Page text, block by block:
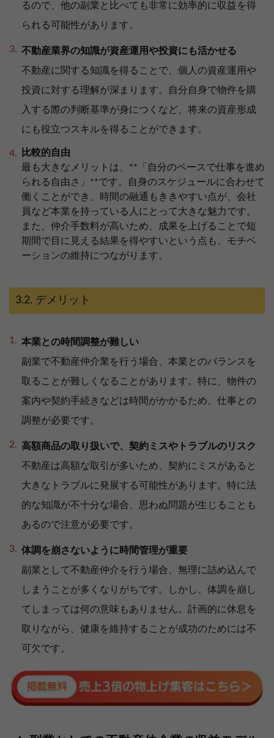
るので、他の副業と比べても非常に効率的に収益を得
られる可能性があります。
不動産業界の知識が資産運用や投資にも活かせる
不動産に関する知識を得ることで、個人の資産運用や
投資に対する理解が深まります。自分自身で物件を購
入する際の判断基準が身につくなど、将来の資産形成
にも役立つスキルを得ることができます。
比較的自由
最も大きなメリットは、**「自分のペースで仕事を進め
られる自由さ」**です。自身のスケジュールに合わせて
働くことができ、時間の融通もききやすい点が、会社
員など本業を持っている人にとって大きな魅力です。
また、仲介手数料が高いため、成果を上げることで短
期間で目に見える結果を得やすいという点も、モチベ
ーションの維持につながります。
デメリット
本業との時間調整が難しい
副業で不動産仲介業を行う場合、本業とのバランスを
取ることが難しくなることがあります。特に、物件の
案内や契約手続きなどは時間がかかるため、仕事との
調整が必要です。
高額商品の取り扱いで、契約ミスやトラブルのリスク
不動産は高額な取引が多いため、契約にミスがあると
大きなトラブルに発展する可能性があります。特に法
的な知識が不十分な場合、思わぬ問題が生じることも
あるので注意が必要です。
体調を崩さないように時間管理が重要
副業として不動産仲介を行う場合、無理に詰め込んで
しまうことが多くなりがちです。しかし、体調を崩し
てしまっては何の意味もありません。計画的に休息を
取りながら、健康を維持することが成功のためには不
可欠です。